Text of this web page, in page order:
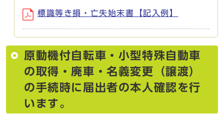
標識等き損・亡失始末書【記入例】
原動機付自転車・小型特殊自動車
の取得・廃車・名義変更（譲渡）
の手続時に届出者の本人確認を行
います。